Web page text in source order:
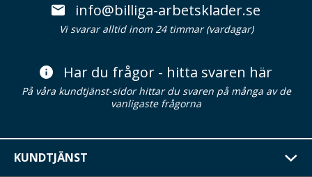
info@billiga-arbetsklader.se
Vi svarar alltid inom 24 timmar (vardagar)
Har du frågor - hitta svaren här
På våra kundtjänst-sidor hittar du svaren på många av de
vanligaste frågorna
KUNDTJÄNST